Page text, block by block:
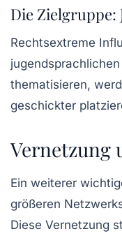
Die Zielgruppe:
Rechtsextreme
thematisieren,
geschickter
Vernetzung
Ein weiterer
größeren
Diese Vernetzung